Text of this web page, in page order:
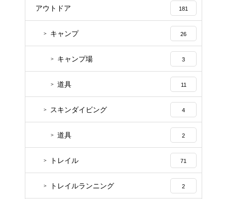
アウトドア 181
キャンプ 26
キャンプ場 3
道具 11
スキンダイビング 4
道具 2
トレイル 71
トレイルランニング 2